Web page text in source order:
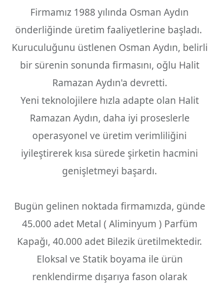
Firmamız 1988 yılında Osman Aydın
önderliğinde üretim faaliyetlerine başladı.
Kuruculuğunu üstlenen Osman Aydın, belirli
bir sürenin sonunda firmasını, oğlu Halit
Ramazan Aydın'a devretti.
Yeni teknolojilere hızla adapte olan Halit
Ramazan Aydın, daha iyi proseslerle
operasyonel ve üretim verimliliğini
iyileştirerek kısa sürede şirketin hacmini
genişletmeyi başardı.
Bugün gelinen noktada firmamızda, günde
45.000 adet Metal ( Aliminyum ) Parfüm
Kapağı, 40.000 adet Bilezik üretilmektedir.
Eloksal ve Statik boyama ile ürün
renklendirme dışarıya fason olarak